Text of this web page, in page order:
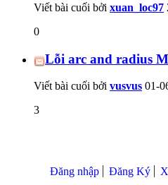
Viết bài cuối bởi xuan_loc97
0
Lỗi arc and radius
Viết bài cuối bởi vusvus 01-
3
Đăng nhập Đăng Ký